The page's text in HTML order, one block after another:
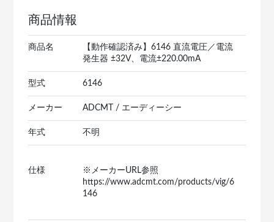
商品情報
商品名
【動作確認済み】6146 直流電圧／電流
発生器 ±32V、電流±220.00mA
型式 6146
メーカー ADCMT / エーディーシー
年式 不明
仕様
※メーカーURL参照
https://www.adcmt.com/products/vig/6
146